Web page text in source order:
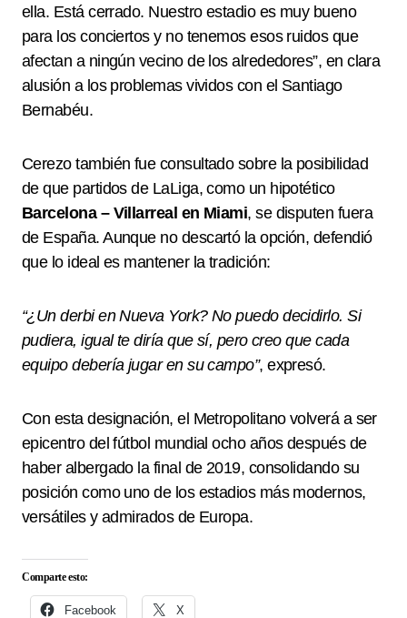
ella. Está cerrado. Nuestro estadio es muy bueno
para los conciertos y no tenemos esos ruidos que
afectan a ningún vecino de los alrededores”, en clara
alusión a los problemas vividos con el Santiago
Bernabéu.
Cerezo también fue consultado sobre la posibilidad
de que partidos de LaLiga, como un hipotético
Barcelona – Villarreal en Miami, se disputen fuera
de España. Aunque no descartó la opción, defendió
que lo ideal es mantener la tradición:
“¿Un derbi en Nueva York? No puedo decidirlo. Si
pudiera, igual te diría que sí, pero creo que cada
equipo debería jugar en su campo”, expresó.
Con esta designación, el Metropolitano volverá a ser
epicentro del fútbol mundial ocho años después de
haber albergado la final de 2019, consolidando su
posición como uno de los estadios más modernos,
versátiles y admirados de Europa.
Comparte esto:
Facebook X